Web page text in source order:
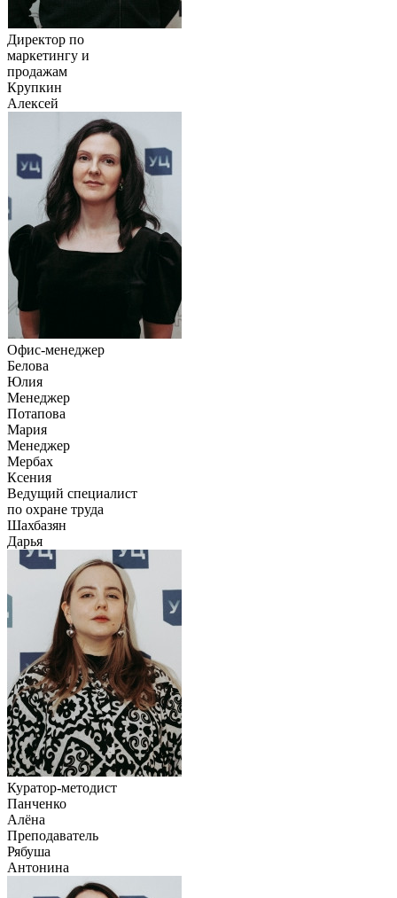
Директор по
маркетингу и
продажам
Крупкин
Алексей
Офис-менеджер
Белова
Юлия
Менеджер
Потапова
Мария
Менеджер
Мербах
Ксения
Ведущий специалист
по охране труда
Шахбазян
Дарья
Куратор-методист
Панченко
Алёна
Преподаватель
Рябуша
Антонина